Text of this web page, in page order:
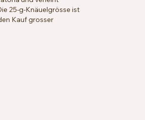
25-g-Knäuelgrösse ist
Kauf grosser